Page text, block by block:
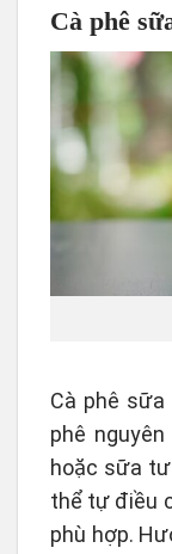
Cà phê
Cà phê
phê
hoặc sữa
thể tự điều
phù hợp.